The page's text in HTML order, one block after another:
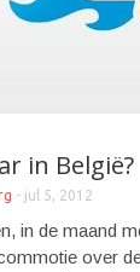
in België?
- jul 5, 2012
in de maand
over